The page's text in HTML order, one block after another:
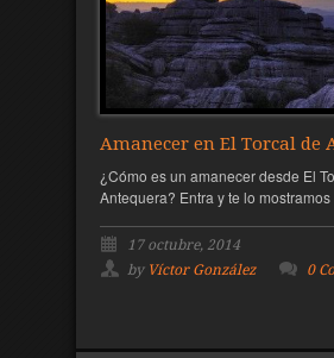
Amanecer en El Torcal de
¿Cómo es un amanecer desde El
Antequera? Entra y te lo mostramos
17 octubre, 2014
by Víctor González 0